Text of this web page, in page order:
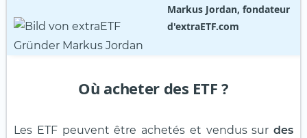
Markus Jordan, fondateur
d'extraETF.com
Où acheter des ETF ?
Les ETF peuvent être achetés et vendus sur des